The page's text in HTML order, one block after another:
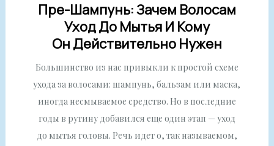
Пре-Шампунь: Зачем Волосам
Уход До Мытья И Кому
Он Действительно Нужен
Большинство из нас привыкли к простой схеме
ухода за волосами: шампунь, бальзам или маска,
иногда несмываемое средство. Но в последние
годы в рутину добавился еще один этап — уход
до мытья головы. Речь идет о, так называемом,